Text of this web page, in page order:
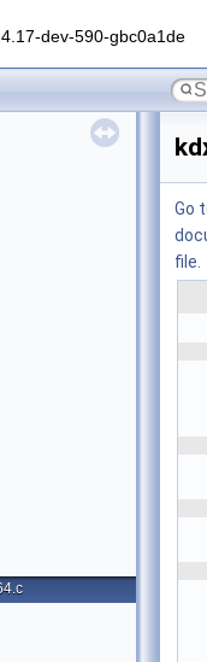
dev-590-gbc0a1de
Go
file.